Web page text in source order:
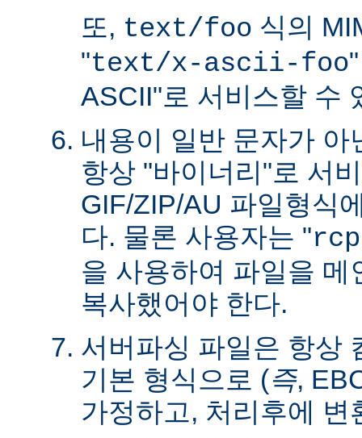
또, text/foo 식의
"text/x-ascii-foo
ASCII"로 서비스할 수
내용이 일반 문자가 아
항상 "바이너리"로 서
GIF/ZIP/AU 파일형식
다. 물론 사용자는 "
을 사용하여 파일을 메
복사했어야 한다.
서버파싱 파일은 항상
기본 형식으로 (즉,
가정하고, 처리후에 변